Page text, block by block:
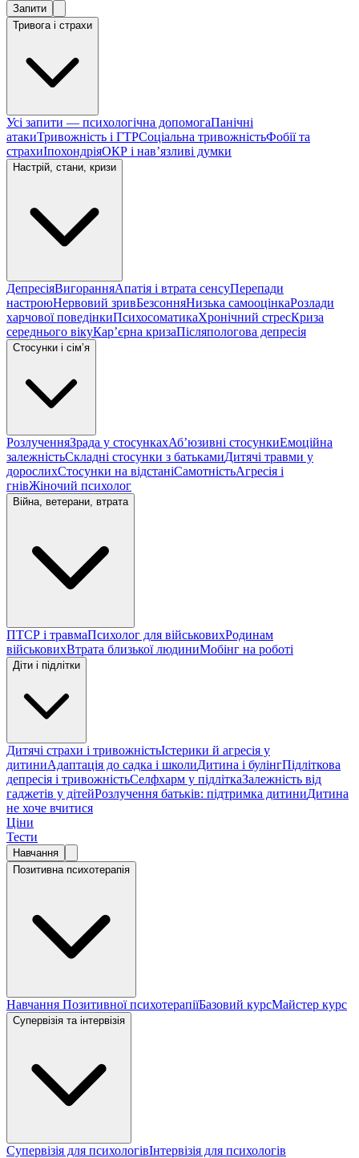
Запити
Тривога і страхи
Усі запити — психологічна допомогаПанічні
атакиТривожність і ГТРСоціальна тривожністьФобії та
страхиІпохондріяОКР і навʼязливі думки
Настрій, стани, кризи
ДепресіяВигоранняАпатія і втрата сенсуПерепади
настроюНервовий зривБезсонняНизька самооцінкаРозлади
харчової поведінкиПсихосоматикаХронічний стресКриза
середнього вікуКарʼєрна кризаПісляпологова депресія
Стосунки і сімʼя
РозлученняЗрада у стосункахАбʼюзивні стосункиЕмоційна
залежністьСкладні стосунки з батькамиДитячі травми у
дорослихСтосунки на відстаніСамотністьАгресія і
гнівЖіночий психолог
Війна, ветерани, втрата
ПТСР і травмаПсихолог для військовихРодинам
військовихВтрата близької людиниМобінг на роботі
Діти і підлітки
Дитячі страхи і тривожністьІстерики й агресія у
дитиниАдаптація до садка і школиДитина і булінгПідліткова
депресія і тривожністьСелфхарм у підліткаЗалежність від
гаджетів у дітейРозлучення батьків: підтримка дитиниДитина
не хоче вчитися
Ціни
Тести
Навчання
Позитивна психотерапія
Навчання Позитивної психотерапіїБазовий курсМайстер курс
Супервізія та інтервізія
Супервізія для психологівІнтервізія для психологів